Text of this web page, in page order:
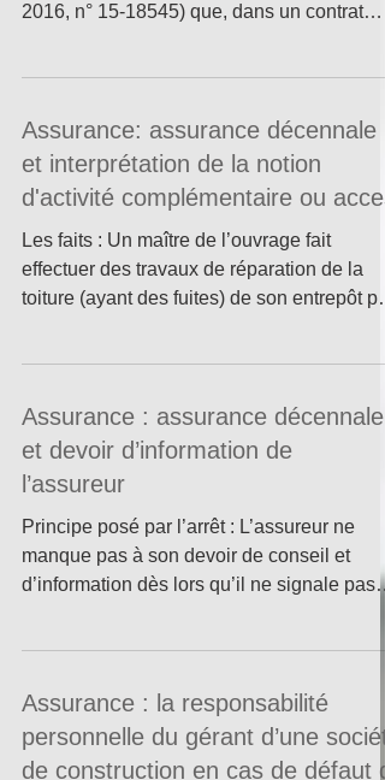
2016, n° 15-18545) que, dans un contrat
Assurance: assurance décennale
et interprétation de la notion
d'activité complémentaire ou acces
Les faits : Un maître de l’ouvrage fait
effectuer des travaux de réparation de la
toiture (ayant des fuites) de son entrepôt par
Assurance : assurance décennale
et devoir d’information de
l’assureur
Principe posé par l’arrêt : L’assureur ne
manque pas à son devoir de conseil et
d’information dès lors qu’il ne signale pas
Assurance : la responsabilité
personnelle du gérant d’une
de construction en cas de défaut d